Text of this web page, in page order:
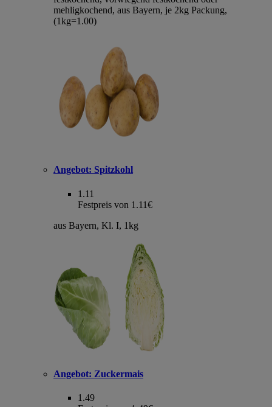
mehligkochend, aus Bayern, je 2kg Packung,
(1kg=1.00)
Angebot: Spitzkohl
1.11
Festpreis von 1.11€
aus Bayern, Kl. I, 1kg
Angebot: Zuckermais
1.49